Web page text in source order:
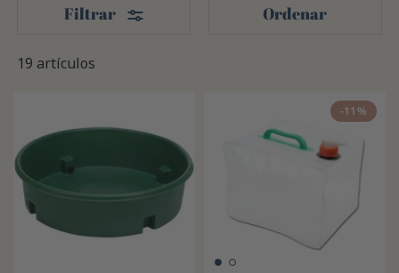
19 artículos
Filtrar Filtros Ordenar
-11%